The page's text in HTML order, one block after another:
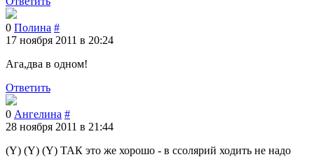
0 Полина #
17 ноября 2011 в 20:24
Ага,два в одном!
Ответить
0 Ангелина #
28 ноября 2011 в 21:44
(Y) (Y) (Y) ТАК это же хорошо - в ссолярий ходить не надо